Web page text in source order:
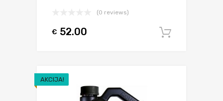
(0 reviews)
€ 52.00
AKCIJA!